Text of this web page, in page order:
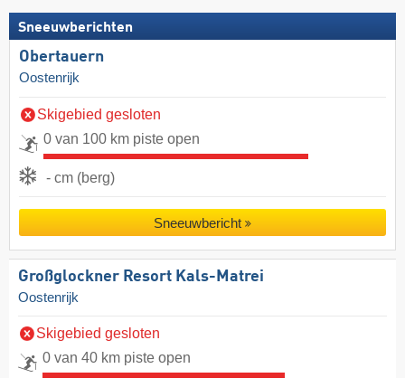
Sneeuwberichten
Obertauern
Oostenrijk
Skigebied gesloten
0 van 100 km piste open
- cm (berg)
Sneeuwbericht
Großglockner Resort Kals-Matrei
Oostenrijk
Skigebied gesloten
0 van 40 km piste open